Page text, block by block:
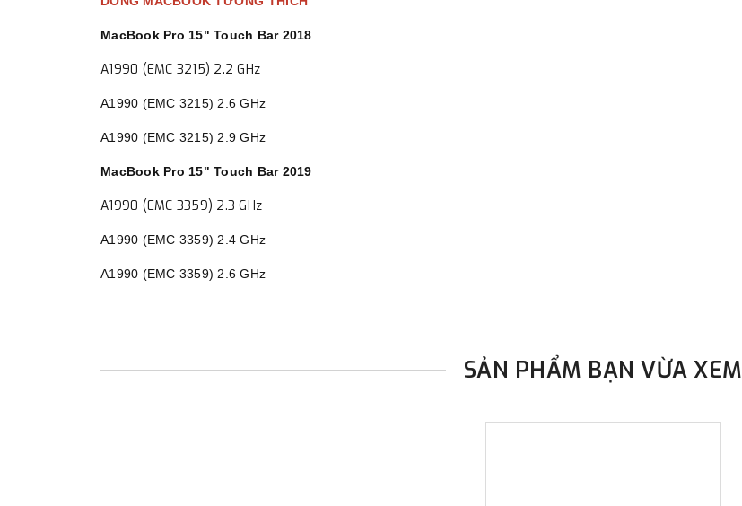
MacBook Pro 15" Touch Bar 2018
A1990 (EMC 3215) 2.2 GHz
A1990 (EMC 3215) 2.6 GHz
A1990 (EMC 3215) 2.9 GHz
MacBook Pro 15" Touch Bar 2019
A1990 (EMC 3359) 2.3 GHz
A1990 (EMC 3359) 2.4 GHz
A1990 (EMC 3359) 2.6 GHz
SẢN PHẨM BẠN VỪA XEM